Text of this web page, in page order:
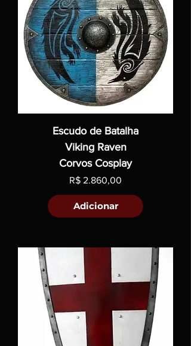
Escudo de Batalha
Viking Raven
Corvos Cosplay
Preço
R$ 2.860,00
Adicionar